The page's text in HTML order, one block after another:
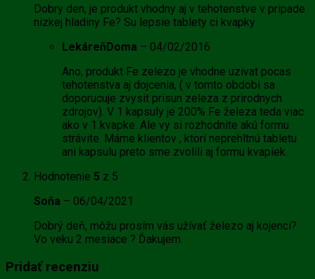
Dobry den, je produkt vhodny aj v tehotenstve v pripade
nizkej hladiny Fe? Su lepsie tablety ci kvapky
LekáreňDoma – 04/02/2016
Ano, produkt Fe zelezo je vhodne uzivat pocas
tehotenstva aj dojcenia, ( v tomto obdobi sa
doporucuje zvysit prisun zeleza z prirodnych
zdrojov). V 1 kapsuly je 200% Fe železa teda viac
ako v 1 kvapke. Ale vy si rozhodnite akú formu
strávite. Máme klientov , ktorí neprehltnú tabletu
ani kapsulu preto sme zvolili aj formu kvapiek.
Hodnotenie 5 z 5
Soňa – 06/04/2021
Dobrý deň, môžu prosím vás užívať železo aj kojenci?
Vo veku 2 mesiace ? Ďakujem.
Pridať recenziu